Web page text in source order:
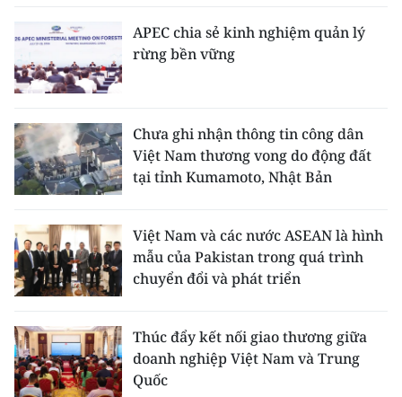
APEC chia sẻ kinh nghiệm quản lý
rừng bền vững
Chưa ghi nhận thông tin công dân
Việt Nam thương vong do động đất
tại tỉnh Kumamoto, Nhật Bản
Việt Nam và các nước ASEAN là hình
mẫu của Pakistan trong quá trình
chuyển đổi và phát triển
Thúc đẩy kết nối giao thương giữa
doanh nghiệp Việt Nam và Trung
Quốc